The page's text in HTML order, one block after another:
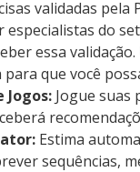
validadas pela
do
essa validação.
para que você
Jogos: Jogue suas
Estima
sequências,